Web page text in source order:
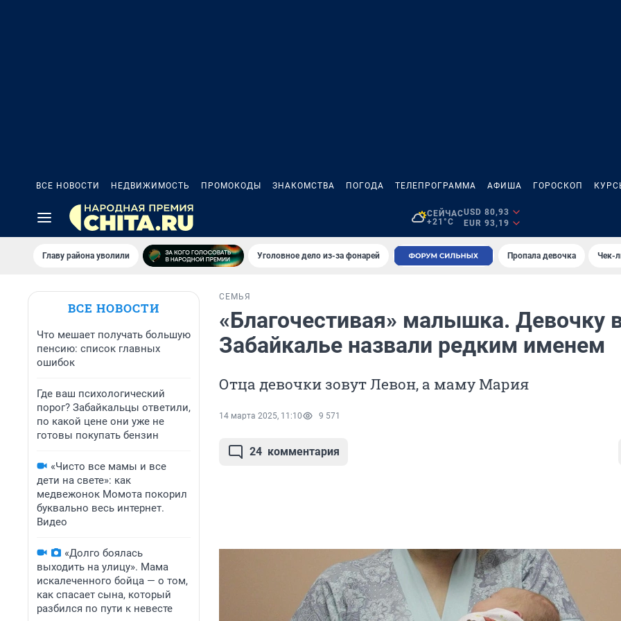
ВСЕ НОВОСТИ НЕДВИЖИМОСТЬ ПРОМОКОДЫ ЗНАКОМСТВА ПОГОДА ТЕЛЕПРОГРАММА АФИША ГОРОСКОП
СЕЙЧАС
+21°C
USD 80,93
EUR 93,19
Главу района уволили Уголовное дело из-за фонарей Пропала девочка Чек-
ВСЕ НОВОСТИ
Что мешает получать большую
пенсию: список главных
ошибок
Где ваш психологический
порог? Забайкальцы ответили,
по какой цене они уже не
готовы покупать бензин
«Чисто все мамы и все
дети на свете»: как
медвежонок Момота покорил
буквально весь интернет.
Видео
«Долго боялась
выходить на улицу». Мама
искалеченного бойца — о том,
как спасает сына, который
разбился по пути к невесте
СЕМЬЯ
«Благочестивая» малышка. Девочку
Забайкалье назвали редким именем
Отца девочки зовут Левон, а маму Мария
14 марта 2025, 11:10 9 571
24 комментария